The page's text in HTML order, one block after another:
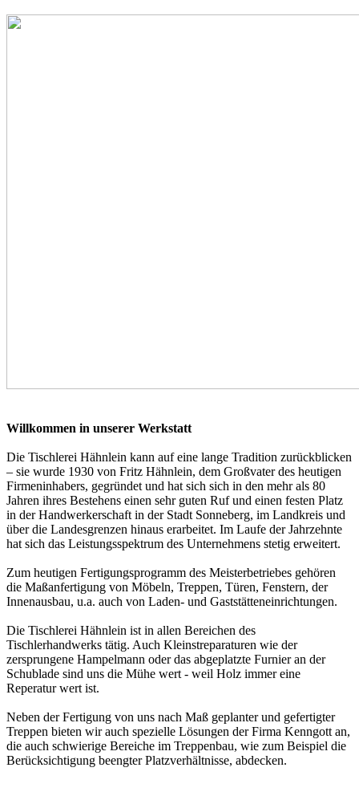
Willkommen in unserer Werkstatt
Die Tischlerei Hähnlein kann auf eine lange Tradition zurückblicken
– sie wurde 1930 von Fritz Hähnlein, dem Großvater des heutigen
Firmeninhabers, gegründet und hat sich sich in den mehr als 80
Jahren ihres Bestehens einen sehr guten Ruf und einen festen Platz
in der Handwerkerschaft in der Stadt Sonneberg, im Landkreis und
über die Landesgrenzen hinaus erarbeitet. Im Laufe der Jahrzehnte
hat sich das Leistungsspektrum des Unternehmens stetig erweitert.
Zum heutigen Fertigungsprogramm des Meisterbetriebes gehören
die Maßanfertigung von Möbeln, Treppen, Türen, Fenstern, der
Innenausbau, u.a. auch von Laden- und Gaststätteneinrichtungen.
Die Tischlerei Hähnlein ist in allen Bereichen des
Tischlerhandwerks tätig. Auch Kleinstreparaturen wie der
zersprungene Hampelmann oder das abgeplatzte Furnier an der
Schublade sind uns die Mühe wert - weil Holz immer eine
Reperatur wert ist.
Neben der Fertigung von uns nach Maß geplanter und gefertigter
Treppen bieten wir auch spezielle Lösungen der Firma Kenngott an,
die auch schwierige Bereiche im Treppenbau, wie zum Beispiel die
Berücksichtigung beengter Platzverhältnisse, abdecken.